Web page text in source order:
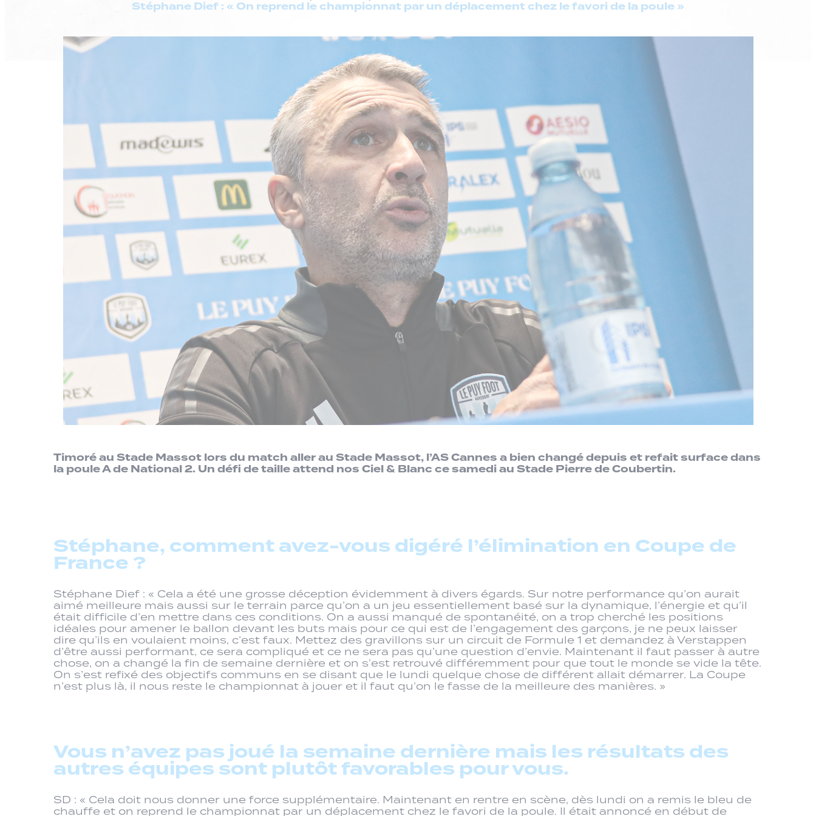
Stéphane Dief : « On reprend le championnat par un déplacement chez le favori de la poule »
Timoré au Stade Massot lors du match aller au Stade Massot, l’AS Cannes a bien changé depuis et refait surface dans
la poule A de National 2. Un défi de taille attend nos Ciel & Blanc ce samedi au Stade Pierre de Coubertin.
Stéphane, comment avez-vous digéré l’élimination en Coupe de
France ?
Stéphane Dief : « Cela a été une grosse déception évidemment à divers égards. Sur notre performance qu’on aurait
aimé meilleure mais aussi sur le terrain parce qu’on a un jeu essentiellement basé sur la dynamique, l’énergie et qu’il
était difficile d’en mettre dans ces conditions. On a aussi manqué de spontanéité, on a trop cherché les positions
idéales pour amener le ballon devant les buts mais pour ce qui est de l’engagement des garçons, je ne peux laisser
dire qu’ils en voulaient moins, c’est faux. Mettez des gravillons sur un circuit de Formule 1 et demandez à Verstappen
d’être aussi performant, ce sera compliqué et ce ne sera pas qu’une question d’envie. Maintenant il faut passer à autre
chose, on a changé la fin de semaine dernière et on s’est retrouvé différemment pour que tout le monde se vide la tête.
On s’est refixé des objectifs communs en se disant que le lundi quelque chose de différent allait démarrer. La Coupe
n’est plus là, il nous reste le championnat à jouer et il faut qu’on le fasse de la meilleure des manières. »
Vous n’avez pas joué la semaine dernière mais les résultats des
autres équipes sont plutôt favorables pour vous.
SD : « Cela doit nous donner une force supplémentaire. Maintenant en rentre en scène, dès lundi on a remis le bleu de
chauffe et on reprend le championnat par un déplacement chez le favori de la poule. Il était annoncé en début de